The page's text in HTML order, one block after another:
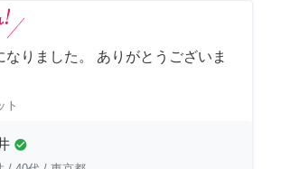
なりました。 ありがとうございま
ト
check_circle